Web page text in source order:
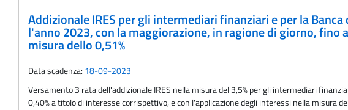
Addizionale IRES per gli intermediari finanziari e per la
l'anno 2023, con la maggiorazione, in ragione di giorno,
misura dello 0,51%
Data scadenza: 18-09-2023
Versamento 3 rata dell'addizionale IRES nella misura del 3,5% per gli intermediari
0,40% a titolo di interesse corrispettivo, e con l'applicazione degli interessi nella misura